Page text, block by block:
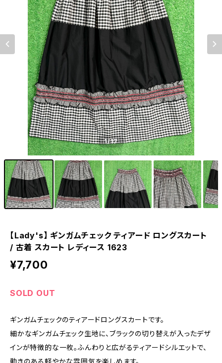
1/17
【Lady's】 ギンガムチェック ティアード ロングスカート
/ 古着 スカート レディース 1623
¥7,700
SOLD OUT
ギンガムチェックのティアードロングスカートです。
細かなギンガムチェック生地に、ブラックの切り替えが入ったデザ
インが特徴的な一枚。ふんわりと広がるティアードシルエットで、
動きのある軽やかな雰囲気を楽しめます。